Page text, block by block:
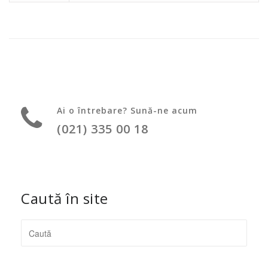
Ai o întrebare? Sună-ne acum
(021) 335 00 18
Caută în site